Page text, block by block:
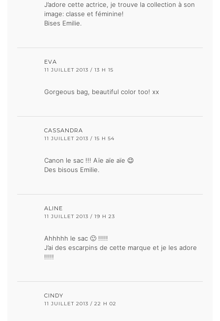
J’adore cette actrice, je trouve la collection à son
image: classe et féminine!
Bises Emilie.
EVA
11 JUILLET 2013 / 13 H 15
Gorgeous bag, beautiful color too! xx
CASSANDRA
11 JUILLET 2013 / 15 H 54
Canon le sac !!! Aïe aïe aïe 😉
Des bisous Emilie.
ALINE
11 JUILLET 2013 / 19 H 23
Ahhhhh le sac 🙂 !!!!!
J’ai des escarpins de cette marque et je les adore
!!!!!
CINDY
11 JUILLET 2013 / 22 H 02